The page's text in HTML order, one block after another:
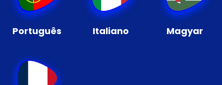
Português Italiano Magyar